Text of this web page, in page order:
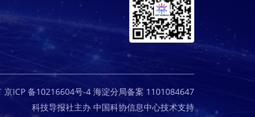
京ICP 备10216604号-4 海淀分局备案 1101084647
科技导报社主办 中国科协信息中心技术支持